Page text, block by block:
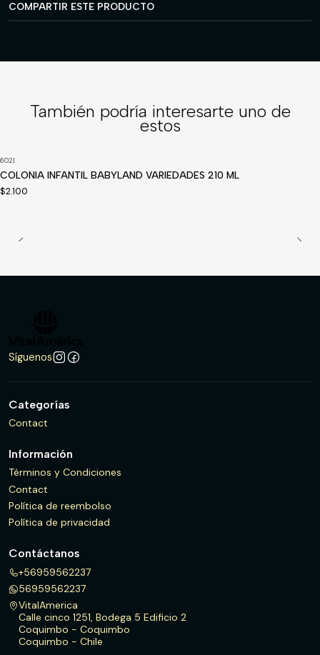
COMPARTIR ESTE PRODUCTO
También podría interesarte uno de
estos
602|
COLONIA INFANTIL BABYLAND VARIEDADES 210 ML
$2.100
Síguenos
Categorías
Contact
Información
Términos y Condiciones
Contact
Política de reembolso
Política de privacidad
Contáctanos
+56959562237
56959562237
VitalAmerica
Calle cinco 1251, Bodega 5 Edificio 2
Coquimbo - Coquimbo
Coquimbo - Chile